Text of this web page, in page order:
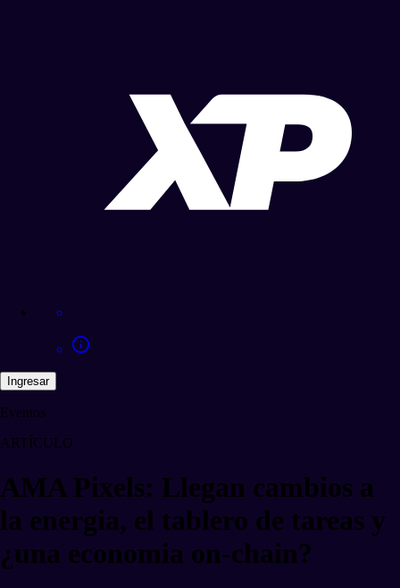
Ingresar
Eventos
ARTÍCULO
AMA Pixels: Llegan cambios a
la energia, el tablero de tareas y
¿una economia on-chain?